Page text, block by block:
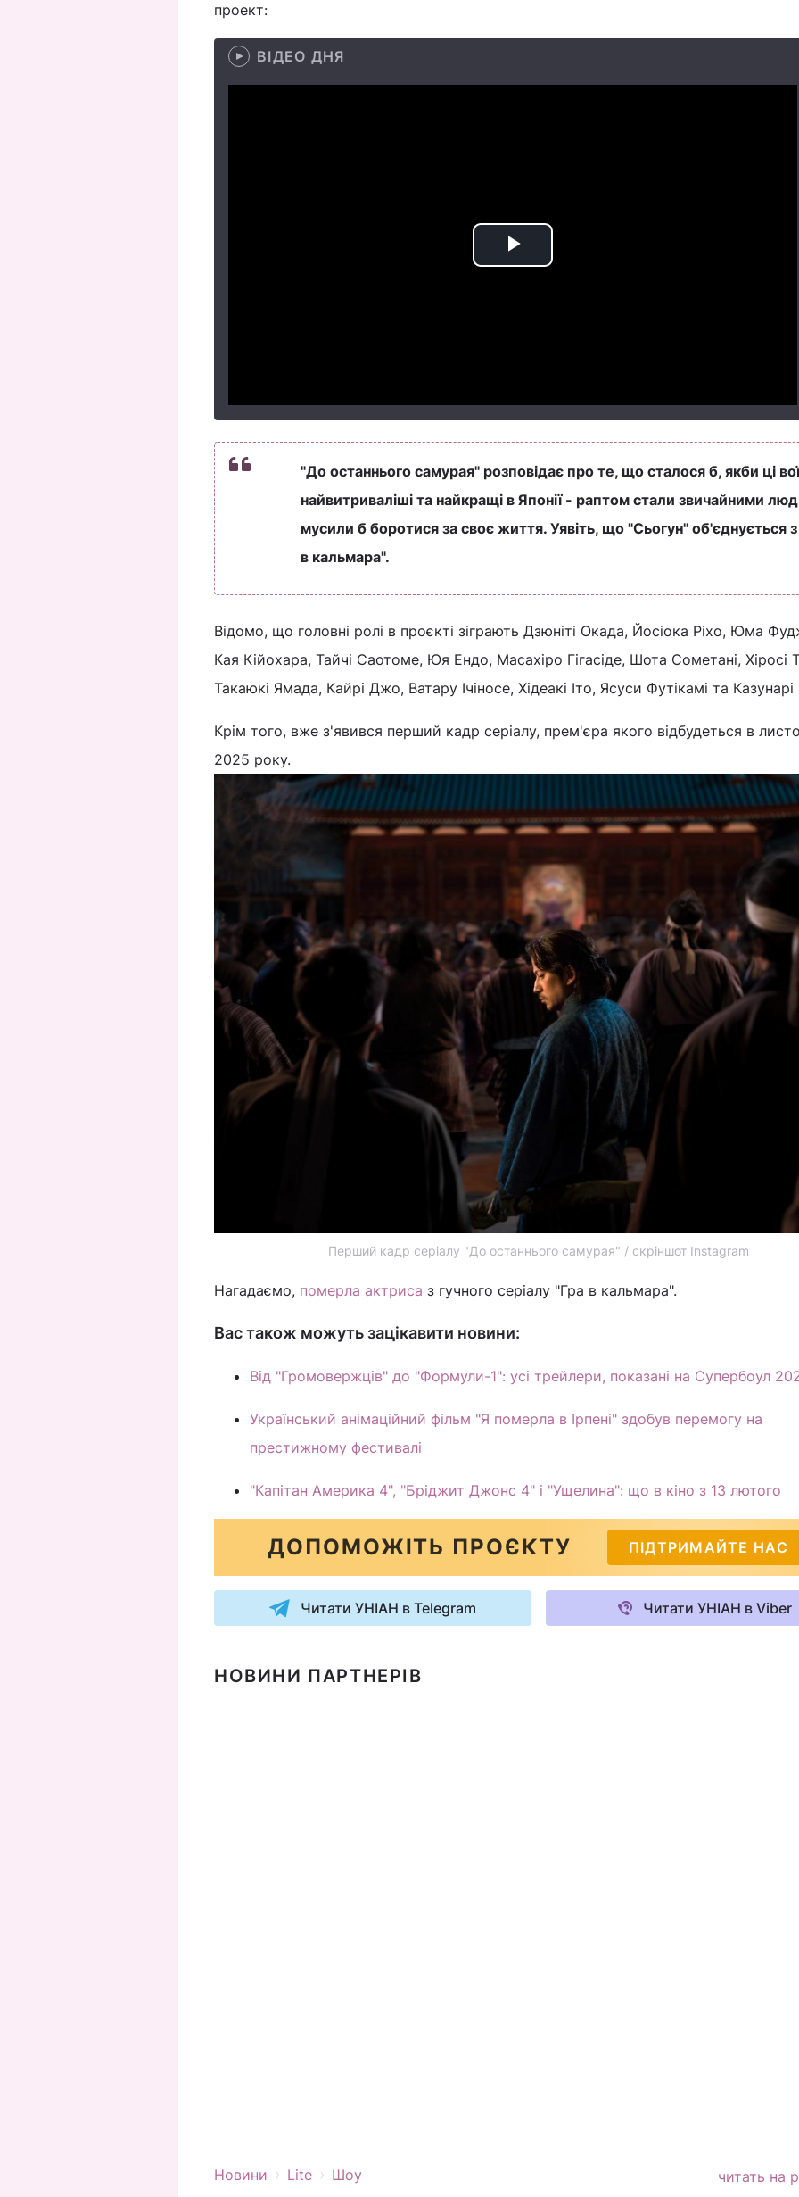
проект:
ВІДЕО ДНЯ
Play
"До останнього самурая" розповідає про те, що сталося б, якби ці
найвитриваліші та найкращі в Японії - раптом стали звичайними
мусили б боротися за своє життя. Уявіть, що "Сьогун" об'єднується
в кальмара".
Відомо, що головні ролі в проєкті зіграють Дзюніті Окада, Йосіока Ріхо, Юма
Кая Кійохара, Тайчі Саотоме, Юя Ендо, Масахіро Гігасіде, Шота Сометані, Хіросі
Такаюкі Ямада, Кайрі Джо, Ватару Ічіносе, Хідеакі Іто, Ясуси Футікамі та Казунарі
Крім того, вже з'явився перший кадр серіалу, прем'єра якого відбудеться в
2025 року.
Перший кадр серіалу "До останнього самурая" / скріншот Instagram
Нагадаємо, померла актриса з гучного серіалу "Гра в кальмара".
Вас також можуть зацікавити новини:
Від "Громовержців" до "Формули-1": усі трейлери, показані на Супербоул
Український анімаційний фільм "Я померла в Ірпені" здобув перемогу на
престижному фестивалі
"Капітан Америка 4", "Бріджит Джонс 4" і "Ущелина": що в кіно з 13 лютого
ДОПОМОЖІТЬ ПРОЄКТУ ПІДТРИМАЙТЕ НАС
Читати УНІАН в Telegram Читати УНІАН в Viber
НОВИНИ ПАРТНЕРІВ
Новини › Lite › Шоу читать на